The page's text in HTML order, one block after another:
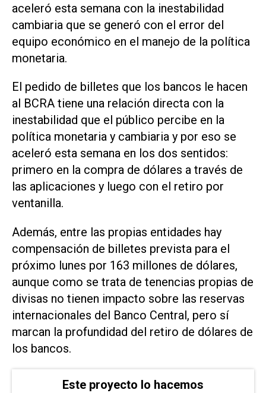
aceleró esta semana con la inestabilidad
cambiaria que se generó con el error del
equipo económico en el manejo de la política
monetaria.
El pedido de billetes que los bancos le hacen
al BCRA tiene una relación directa con la
inestabilidad que el público percibe en la
política monetaria y cambiaria y por eso se
aceleró esta semana en los dos sentidos:
primero en la compra de dólares a través de
las aplicaciones y luego con el retiro por
ventanilla.
Además, entre las propias entidades hay
compensación de billetes prevista para el
próximo lunes por 163 millones de dólares,
aunque como se trata de tenencias propias de
divisas no tienen impacto sobre las reservas
internacionales del Banco Central, pero sí
marcan la profundidad del retiro de dólares de
los bancos.
Este proyecto lo hacemos